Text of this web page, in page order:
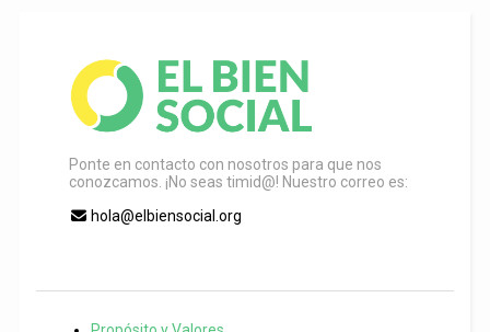
Ponte en contacto con nosotros para que nos
conozcamos. ¡No seas timid@! Nuestro correo es:
hola@elbiensocial.org